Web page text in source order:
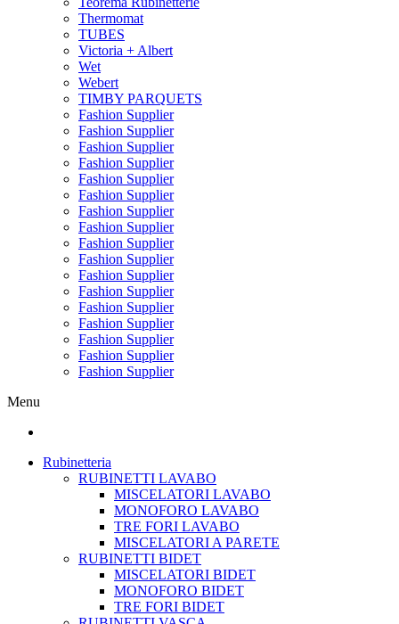
Thermomat
TUBES
Victoria + Albert
Wet
Webert
TIMBY PARQUETS
Fashion Supplier
Fashion Supplier
Fashion Supplier
Fashion Supplier
Fashion Supplier
Fashion Supplier
Fashion Supplier
Fashion Supplier
Fashion Supplier
Fashion Supplier
Fashion Supplier
Fashion Supplier
Fashion Supplier
Fashion Supplier
Fashion Supplier
Fashion Supplier
Fashion Supplier
Menu
Rubinetteria
RUBINETTI LAVABO
MISCELATORI LAVABO
MONOFORO LAVABO
TRE FORI LAVABO
MISCELATORI A PARETE
RUBINETTI BIDET
MISCELATORI BIDET
MONOFORO BIDET
TRE FORI BIDET